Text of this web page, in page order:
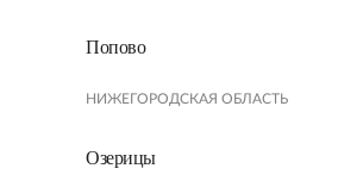
Попово
НИЖЕГОРОДСКАЯ ОБЛАСТЬ
Озерицы